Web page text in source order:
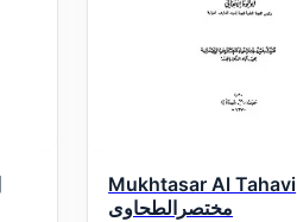
Mukhtasar Al Tahavi
مختصرالطحاوی